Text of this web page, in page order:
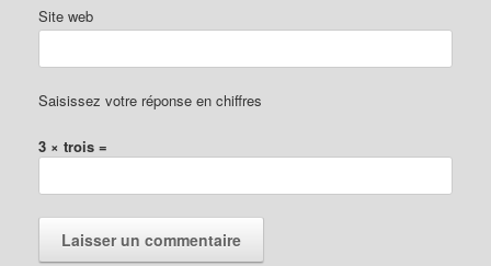
Site web
Saisissez votre réponse en chiffres
3 × trois =